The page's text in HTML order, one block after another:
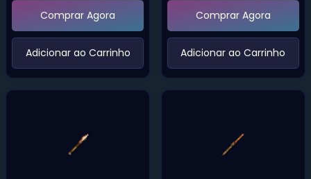
Comprar Agora
‌Adicionar ao Carrinho‌
Comprar Agora
‌Adicionar ao Carrinho‌